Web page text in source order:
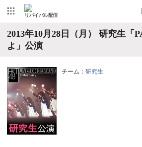
リバイバル配信
2013年10月28日（月） 研究生「
よ」公演
チーム： 研究生